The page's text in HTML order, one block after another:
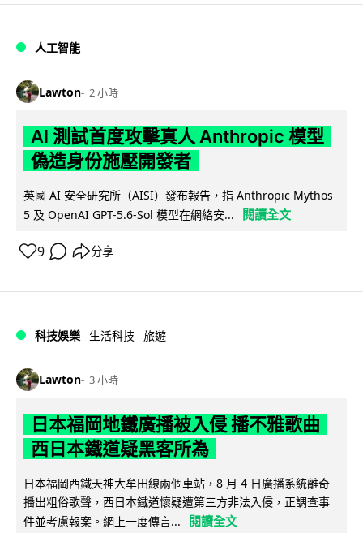
人工智能
Lawton 2 小時
AI 測試首度攻擊真人 Anthropic 模型
偽造身份施壓開發者
英國 AI 安全研究所（AISI）發布報告，指 Anthropic Mythos
5 及 OpenAI GPT-5.6-Sol 模型在網絡安...
閱讀全文
9 分享
科技娛樂 生活科技 旅遊
Lawton 3 小時
日本福岡地鐵廣播被入侵 播不雅歌曲
西日本鐵道疑黑客所為
日本福岡西鐵天神大牟田線兩個車站，8 月 4 日廣播系統離奇
播出粗俗歌聲，西日本鐵道懷疑遭第三方非法入侵，正調查事
件並考慮報案。網上一度傳言...
閱讀全文